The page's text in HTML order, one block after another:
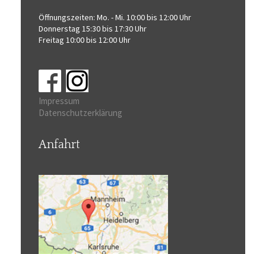
Öffnungszeiten: Mo. - Mi. 10:00 bis 12:00 Uhr
Donnerstag 15:30 bis 17:30 Uhr
Freitag 10:00 bis 12:00 Uhr
Impressum
Datenschutzerklärung
Anfahrt